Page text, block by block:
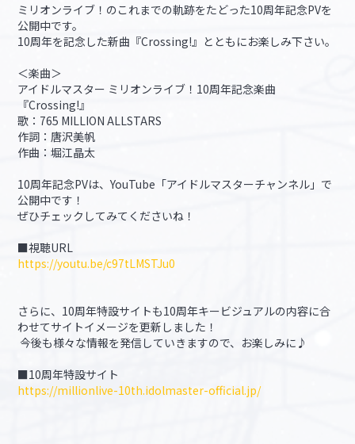
ミリオンライブ！のこれまでの軌跡をたどった10周年記念PVを
公開中です。
10周年を記念した新曲『Crossing!』とともにお楽しみ下さい。
＜楽曲＞
アイドルマスター ミリオンライブ！10周年記念楽曲
『Crossing!』
歌：765 MILLION ALLSTARS
作詞：唐沢美帆
作曲：堀江晶太
10周年記念PVは、YouTube「アイドルマスターチャンネル」で
公開中です！
ぜひチェックしてみてくださいね！
■視聴URL
https://youtu.be/c97tLMSTJu0
さらに、10周年特設サイトも10周年キービジュアルの内容に合
わせてサイトイメージを更新しました！
今後も様々な情報を発信していきますので、お楽しみに♪
■10周年特設サイト
https://millionlive-10th.idolmaster-official.jp/